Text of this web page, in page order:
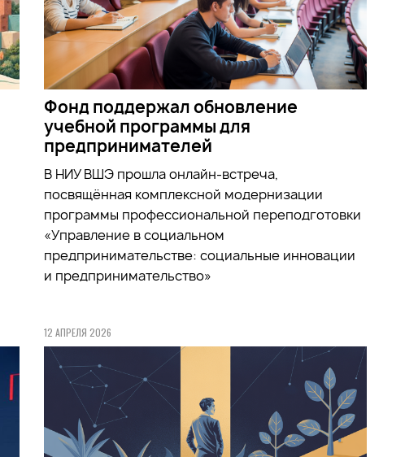
Фонд поддержал обновление
учебной программы для
предпринимателей
В НИУ ВШЭ прошла онлайн-встреча,
посвящённая комплексной модернизации
программы профессиональной переподготовки
«Управление в социальном
предпринимательстве: социальные инновации
и предпринимательство»
12 АПРЕЛЯ 2026